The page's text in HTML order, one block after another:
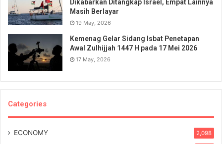
Dikabarkan Ditangkap Israel, Empat Lainnya
Masih Berlayar
19 May, 2026
Kemenag Gelar Sidang Isbat Penetapan
Awal Zulhijjah 1447 H pada 17 Mei 2026
17 May, 2026
Categories
ECONOMY 2,098